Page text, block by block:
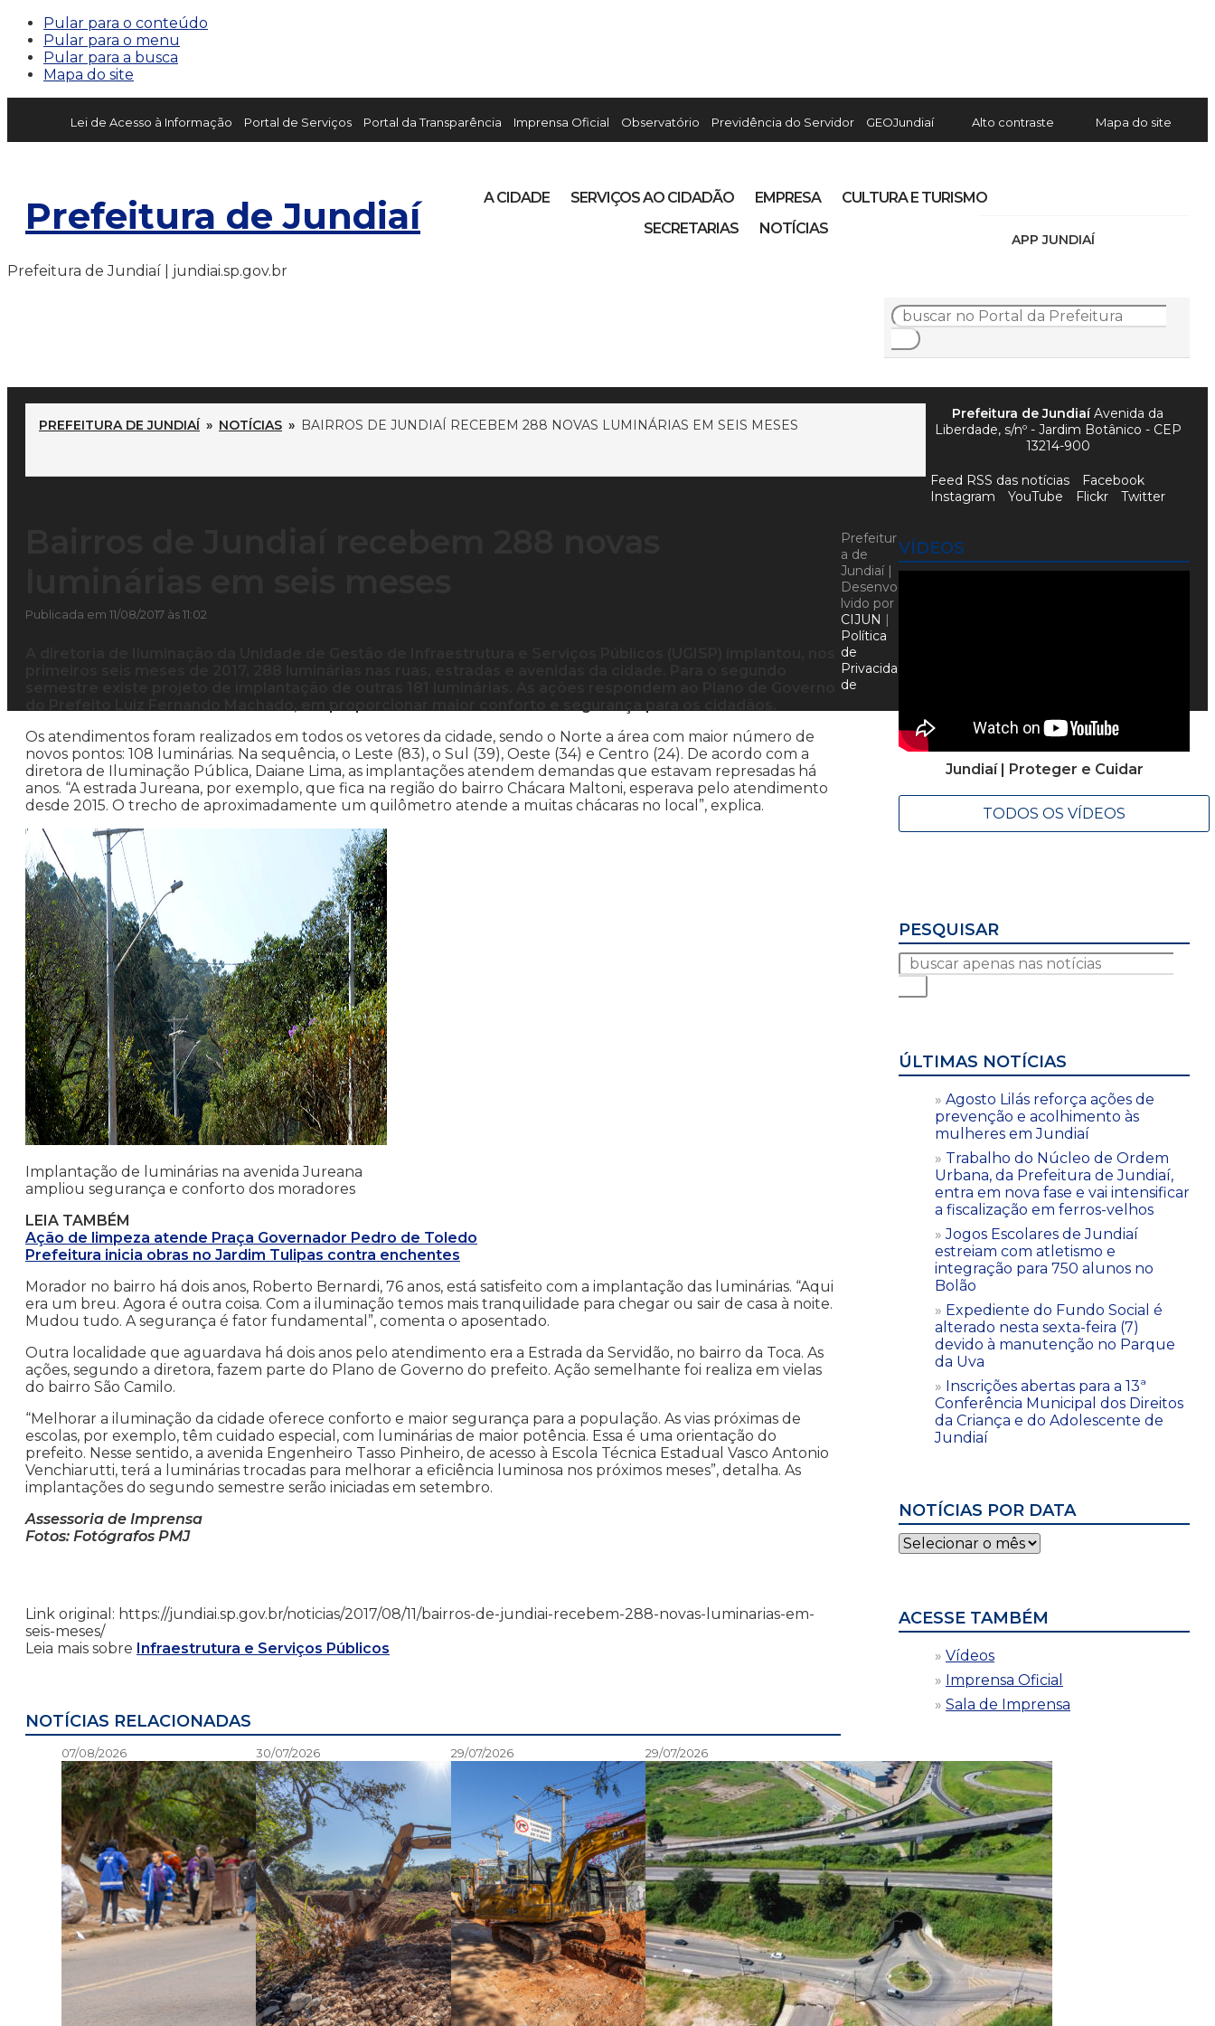
Pular para o conteúdo
Pular para o menu
Pular para a busca
Mapa do site
Lei de Acesso à Informação Portal de Serviços Portal da Transparência Imprensa Oficial Observatório Previdência do Servidor GEOJundiaí Alto contraste Mapa do site
Prefeitura de Jundiaí
APP JUNDIAÍ
A CIDADE SERVIÇOS AO CIDADÃO EMPRESA
CULTURA E TURISMO
SECRETARIAS
NOTÍCIAS
Prefeitura de Jundiaí | jundiai.sp.gov.br
PREFEITURA DE JUNDIAÍ » NOTÍCIAS » BAIRROS DE JUNDIAÍ RECEBEM 288 NOVAS LUMINÁRIAS EM SEIS MESES
Publicada em 11/08/2017 às 11:02
Os atendimentos foram realizados em todos os vetores da cidade, sendo o Norte a área com maior número de
novos pontos: 108 luminárias. Na sequência, o Leste (83), o Sul (39), Oeste (34) e Centro (24). De acordo com a
diretora de Iluminação Pública, Daiane Lima, as implantações atendem demandas que estavam represadas há
anos. “A estrada Jureana, por exemplo, que fica na região do bairro Chácara Maltoni, esperava pelo atendimento
desde 2015. O trecho de aproximadamente um quilômetro atende a muitas chácaras no local”, explica.
Implantação de luminárias na avenida Jureana
ampliou segurança e conforto dos moradores
LEIA TAMBÉM
Ação de limpeza atende Praça Governador Pedro de Toledo
Prefeitura inicia obras no Jardim Tulipas contra enchentes
Morador no bairro há dois anos, Roberto Bernardi, 76 anos, está satisfeito com a implantação das luminárias. “Aqui
era um breu. Agora é outra coisa. Com a iluminação temos mais tranquilidade para chegar ou sair de casa à noite.
Mudou tudo. A segurança é fator fundamental”, comenta o aposentado.
Outra localidade que aguardava há dois anos pelo atendimento era a Estrada da Servidão, no bairro da Toca. As
ações, segundo a diretora, fazem parte do Plano de Governo do prefeito. Ação semelhante foi realiza em vielas
do bairro São Camilo.
“Melhorar a iluminação da cidade oferece conforto e maior segurança para a população. As vias próximas de
escolas, por exemplo, têm cuidado especial, com luminárias de maior potência. Essa é uma orientação do
prefeito. Nesse sentido, a avenida Engenheiro Tasso Pinheiro, de acesso à Escola Técnica Estadual Vasco Antonio
Venchiarutti, terá a luminárias trocadas para melhorar a eficiência luminosa nos próximos meses”, detalha. As
implantações do segundo semestre serão iniciadas em setembro.
Assessoria de Imprensa
Fotos: Fotógrafos PMJ
Link original: https://jundiai.sp.gov.br/noticias/2017/08/11/bairros-de-jundiai-recebem-288-novas-luminarias-em-
seis-meses/
Leia mais sobre Infraestrutura e Serviços Públicos
NOTÍCIAS RELACIONADAS
07/08/2026 30/07/2026 29/07/2026 29/07/2026
VÍDEOS
Jundiaí | Proteger e Cuidar
TODOS OS VÍDEOS
PESQUISAR
ÚLTIMAS NOTÍCIAS
Agosto Lilás reforça ações de
prevenção e acolhimento às
mulheres em Jundiaí
Trabalho do Núcleo de Ordem
Urbana, da Prefeitura de Jundiaí,
entra em nova fase e vai intensificar
a fiscalização em ferros-velhos
Jogos Escolares de Jundiaí
estreiam com atletismo e
integração para 750 alunos no
Bolão
Expediente do Fundo Social é
alterado nesta sexta-feira (7)
devido à manutenção no Parque
da Uva
Inscrições abertas para a 13ª
Conferência Municipal dos Direitos
da Criança e do Adolescente de
Jundiaí
NOTÍCIAS POR DATA
Notícias
por
ACESSE TAMBÉM
Vídeos
Imprensa Oficial
Sala de Imprensa
Prefeitura de JundiaíAvenida da
Liberdade, s/nº - Jardim Botânico - CEP
13214-900
Feed RSS das notícias
Facebook
Instagram
YouTube Flickr Twitter
Prefeitur
a de
Jundiaí |
Desenvo
lvido por
CIJUN |
Política
de
Privacida
de